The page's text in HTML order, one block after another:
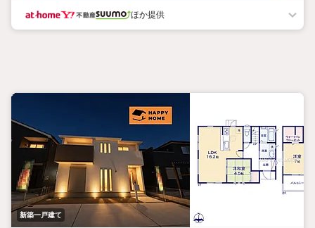
＝＝＝＝＝＝＝＝＝＝＝＝＝＝＝＝＝＝＝＝＝
＋情報量豊富な地域密着型店舗＋
●お客様に合った金融機関をご提案。
＋落ち着いて物件をお探しいただける設備完備＋
（2）キッズスペース
（3）おむつ交換台完備
（4）ドリンク無料サービス
（5）駐車場10台完備
■ハウスドゥ江南店が内覧からご入居までサポートいたします！
お家探しは、地域密着型不動産
【江南市・扶桑町・大口町・一宮市東部・犬山市】に強い
【ハウスドゥ 住宅情報モール 江南】 にお任せください！
ほか提供
新築一戸建て